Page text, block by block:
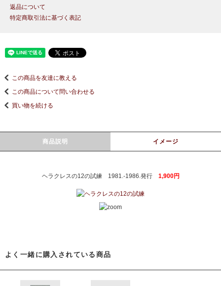
返品について
特定商取引法に基づく表記
この商品を友達に教える
この商品について問い合わせる
買い物を続ける
商品説明 イメージ
ヘラクレスの12の試練 1981.-1986.発行 1,900円
よく一緒に購入されている商品